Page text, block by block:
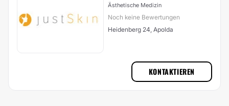
Ästhetische Medizin
Noch keine Bewertungen
Heidenberg 24, Apolda
KONTAKTIEREN